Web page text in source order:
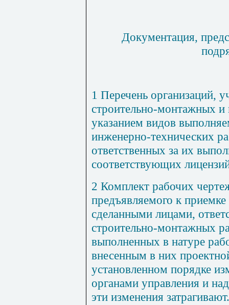
Документация,
1 Перечень организаций,
строительно-монтажных и
указанием видов
инженерно-технических
ответственных за их
соответствующих
2 Комплект рабочих
предъявляемого к
сделанными лицами,
строительно-монтажных
выполненных в натуре
внесенным в них
установленном порядке
органами управления и
эти изменения затрагивают.